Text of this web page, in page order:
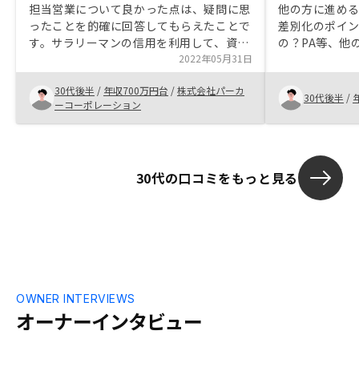
担当営業について良かった点は、疑問に思
ったことを的確に回答してもらえたことで
す。サラリーマンの信用を利用して、資産
形成が可能な10万円大家さんというコン
セプトが素晴らしいと思いました。不安だ
った点に関して、RENOSYが倒産した場合
は、家賃保証がなくなってしまうのではな
いかと考えていましたが、後任の会社が引
の一手として、不動産投資は好ましいので
2022年05月31日
30代後半 / 年収700万円台 /株式会社パーカ
ーコーポレーション
他の方に進める上で、 ・
差別化のポイ
の？PA等、他の会
た。 正直、商品における差別化要因を探
すのは難しく
社で購入して
で、もし一見
す。上記と類
める際にここ
てくれると助
30代後半 /
30代の口コミをもっと見る
オーナーインタビュー
OWNER INTERVIEWS